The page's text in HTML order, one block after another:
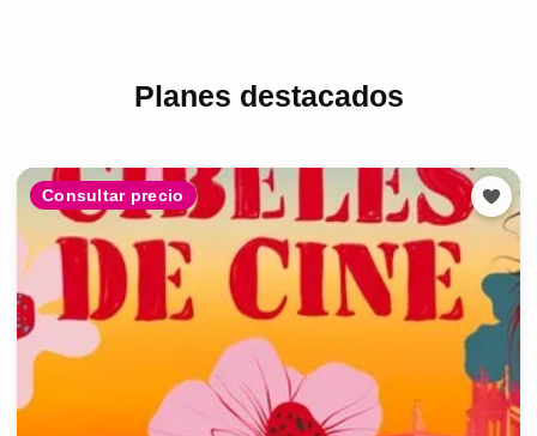
Planes destacados
Consultar precio